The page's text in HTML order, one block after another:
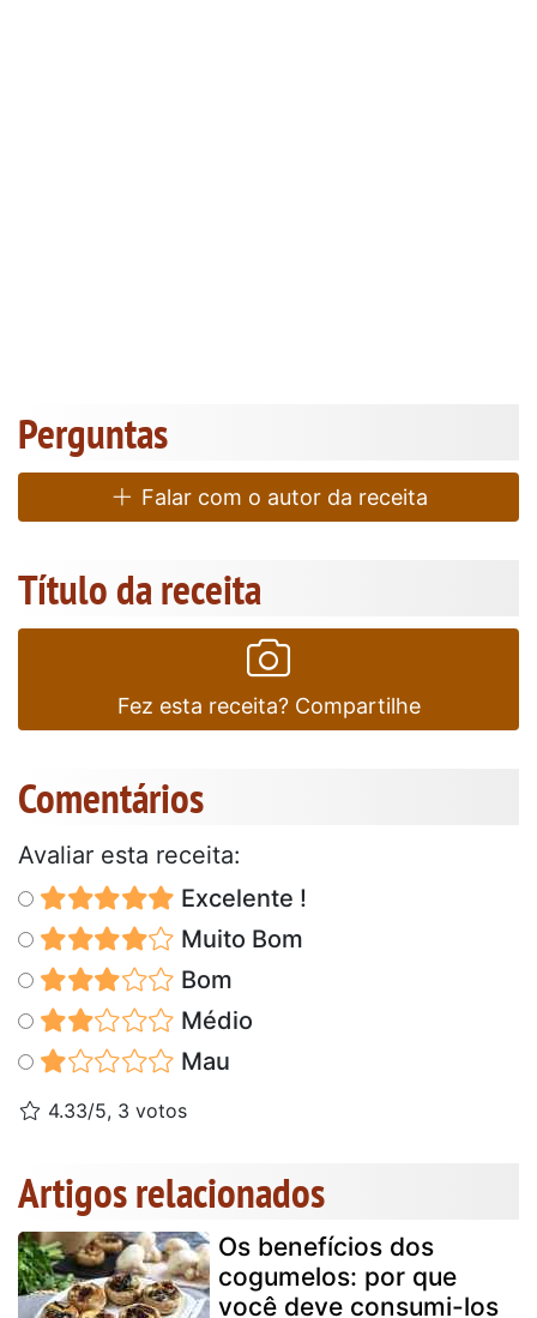
Perguntas
Falar com o autor da receita
Título da receita
Fez esta receita? Compartilhe
Comentários
Avaliar esta receita:
Excelente !
Muito Bom
Bom
Médio
Mau
4.33/5, 3 votos
Artigos relacionados
Os benefícios dos
cogumelos: por que
você deve consumi-los